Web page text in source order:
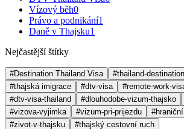
Vízový běh0
Právo a podnikání1
Daně v Thajsku1
Nejčastější štítky
#Destination Thailand Visa
#thailand-
#thajská imigrace
#dtv-visa
#remote-work-
#dtv-visa-thailand
#dlouhodobe-vizum-thajsko
#vizova-vyjimka
#vizum-pri-prijezdu
#zivot-v-thajsku
#thajský cestovní ruch